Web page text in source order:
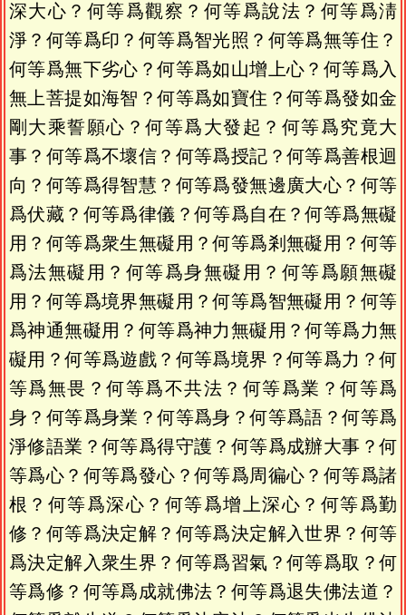
深大心？何等爲觀察？何等爲說法？何等爲淸
淨？何等爲印？何等爲智光照？何等爲無等住？
何等爲無下劣心？何等爲如山增上心？何等爲入
無上菩提如海智？何等爲如寶住？何等爲發如金
剛大乘誓願心？何等爲大發起？何等爲究竟大
事？何等爲不壞信？何等爲授記？何等爲善根迴
向？何等爲得智慧？何等爲發無邊廣大心？何等
爲伏藏？何等爲律儀？何等爲自在？何等爲無礙
用？何等爲衆生無礙用？何等爲剎無礙用？何等
爲法無礙用？何等爲身無礙用？何等爲願無礙
用？何等爲境界無礙用？何等爲智無礙用？何等
爲神通無礙用？何等爲神力無礙用？何等爲力無
礙用？何等爲遊戲？何等爲境界？何等爲力？何
等爲無畏？何等爲不共法？何等爲業？何等爲
身？何等爲身業？何等爲身？何等爲語？何等爲
淨修語業？何等爲得守護？何等爲成辦大事？何
等爲心？何等爲發心？何等爲周徧心？何等爲諸
根？何等爲深心？何等爲增上深心？何等爲勤
修？何等爲決定解？何等爲決定解入世界？何等
爲決定解入衆生界？何等爲習氣？何等爲取？何
等爲修？何等爲成就佛法？何等爲退失佛法道？